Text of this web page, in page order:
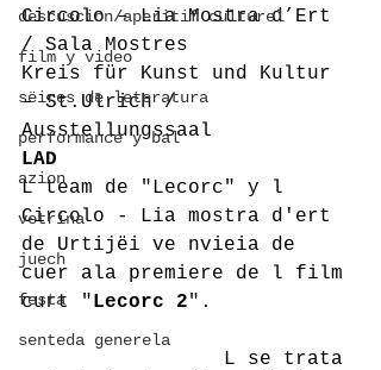
descuscion/aperitif culturel
film y video
sëires de leteratura
performance y bal
azion
vetrina
juech
festa
senteda generela
Circolo – Lia Mostra d’Ert
/ Sala Mostres
Kreis für Kunst und Kultur
– St.Ulrich /
Ausstellungssaal
LAD
L team de "Lecorc" y l
Circolo - Lia mostra d'ert
de Urtijëi ve nvieia de
cuer ala premiere de l film
curt "Lecorc 2".